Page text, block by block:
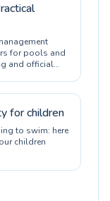
for pools and
and official
for children
to swim: here
children